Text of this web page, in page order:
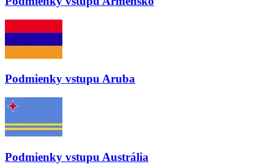
Podmienky vstupu Aruba
Podmienky vstupu Austrália